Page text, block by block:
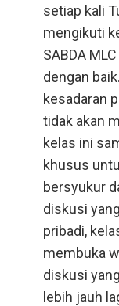
setiap kali
mengikuti
SABDA
dengan
kesadaran
tidak akan
kelas ini
khusus
bersyukur
diskusi
pribadi,
membuka
diskusi
lebih jauh